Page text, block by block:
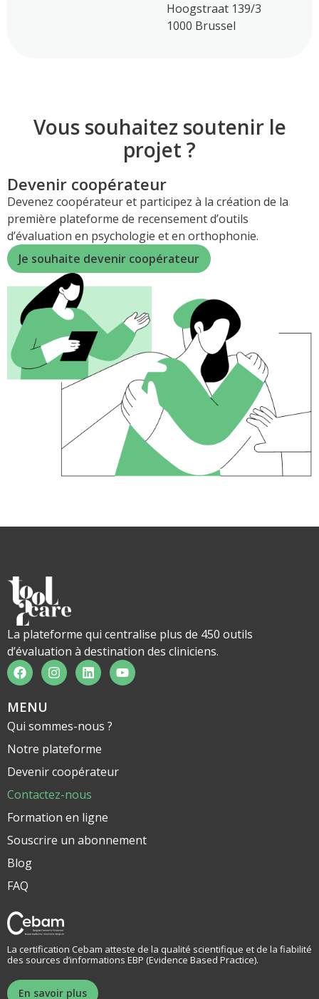
Hoogstraat 139/3
1000 Brussel
Vous souhaitez soutenir le
projet ?
Devenir coopérateur
Devenez coopérateur et participez à la création de la
première plateforme de recensement d’outils
d’évaluation en psychologie et en orthophonie.
Je souhaite devenir coopérateur
La plateforme qui centralise plus de 450 outils
d’évaluation à destination des cliniciens.
MENU
Qui sommes-nous ?
Notre plateforme
Devenir coopérateur
Contactez-nous
Formation en ligne
Souscrire un abonnement
Blog
FAQ
La certification Cebam atteste de la qualité scientifique et de la fiabilité
des sources d’informations EBP (Evidence Based Practice).
En savoir plus